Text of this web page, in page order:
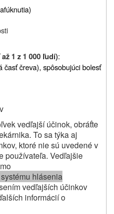
1 z 1 000 ľudí):
časť čreva), spôsobujúci bolesť
vedľajší účinok, obráťte
To sa týka aj
ktoré nie sú uvedené v
používateľa. Vedľajšie
hlásenia
vedľajších účinkov
informácií o